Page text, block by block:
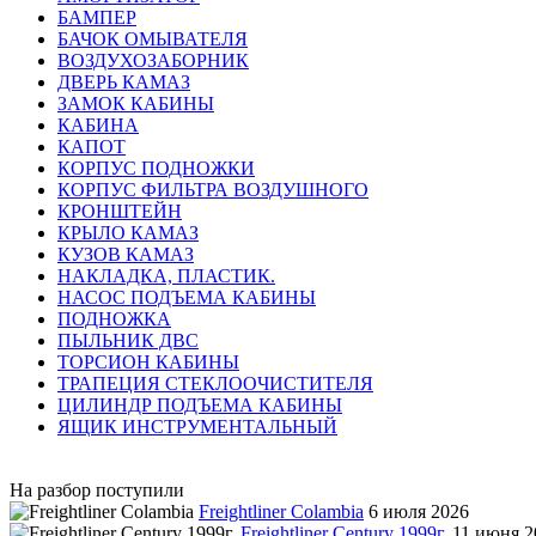
БАМПЕР
БАЧОК ОМЫВАТЕЛЯ
ВОЗДУХОЗАБОРНИК
ДВЕРЬ КАМАЗ
ЗАМОК КАБИНЫ
КАБИНА
КАПОТ
КОРПУС ПОДНОЖКИ
КОРПУС ФИЛЬТРА ВОЗДУШНОГО
КРОНШТЕЙН
КРЫЛО КАМАЗ
КУЗОВ КАМАЗ
НАКЛАДКА, ПЛАСТИК.
НАСОС ПОДЪЕМА КАБИНЫ
ПОДНОЖКА
ПЫЛЬНИК ДВС
ТОРСИОН КАБИНЫ
ТРАПЕЦИЯ СТЕКЛООЧИСТИТЕЛЯ
ЦИЛИНДР ПОДЪЕМА КАБИНЫ
ЯЩИК ИНСТРУМЕНТАЛЬНЫЙ
На разбор поступили
Freightliner Colambia 6 июля 2026